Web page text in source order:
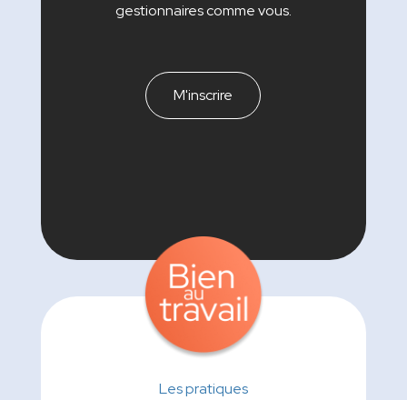
gestionnaires comme vous.
M'inscrire
Les pratiques